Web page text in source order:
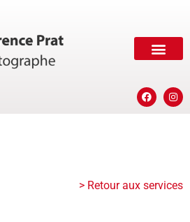
> Retour aux services